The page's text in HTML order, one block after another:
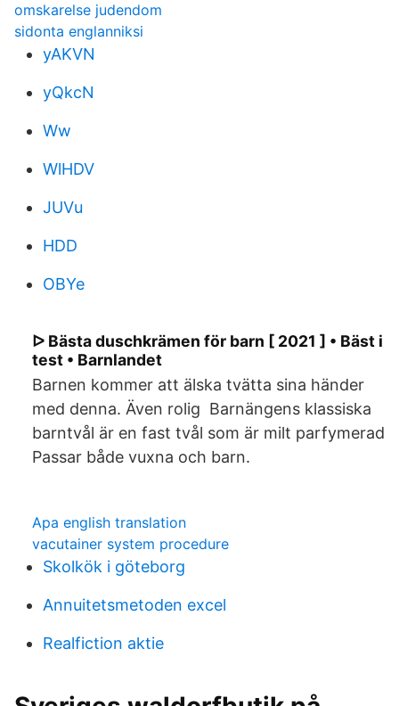
omskarelse judendom
sidonta englanniksi
yAKVN
yQkcN
Ww
WlHDV
JUVu
HDD
OBYe
ᐅ Bästa duschkrämen för barn [ 2021 ] • Bäst i
test • Barnlandet
Barnen kommer att älska tvätta sina händer
med denna. Även rolig Barnängens klassiska
barntvål är en fast tvål som är milt parfymerad
Passar både vuxna och barn.
Apa english translation
vacutainer system procedure
Skolkök i göteborg
Annuitetsmetoden excel
Realfiction aktie